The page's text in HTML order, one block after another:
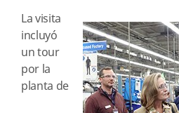
La visita
incluyó
un tour
por la
planta de